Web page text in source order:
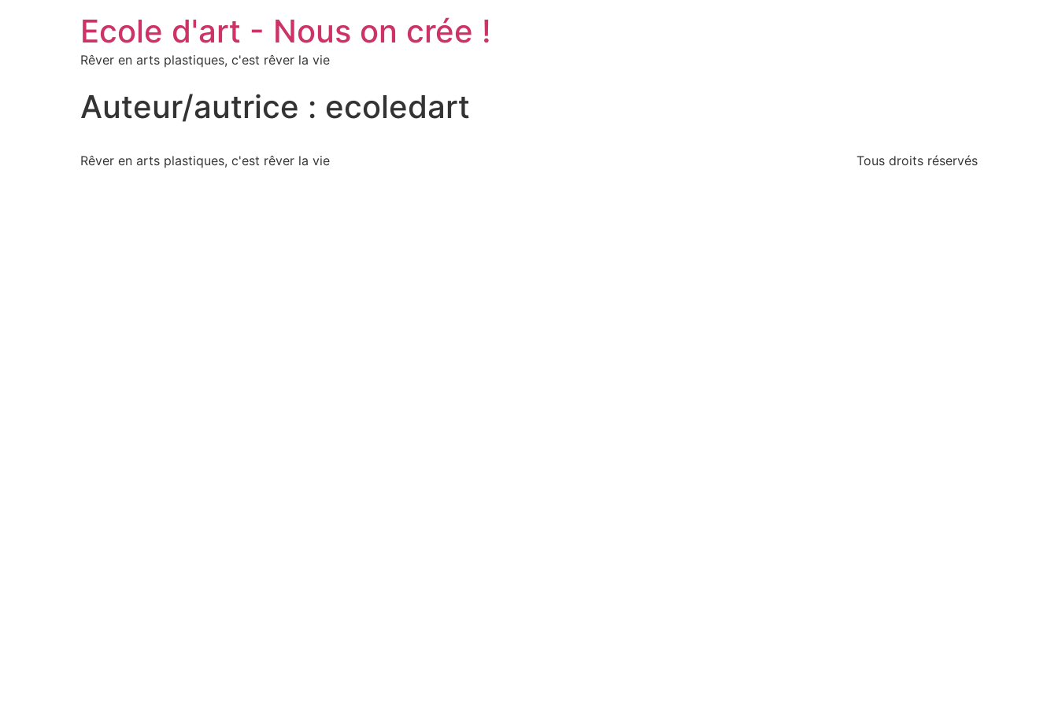
Ecole d'art - Nous on crée !
Rêver en arts plastiques, c'est rêver la vie
Auteur/autrice : ecoledart
Rêver en arts plastiques, c'est rêver la vie Tous droits réservés